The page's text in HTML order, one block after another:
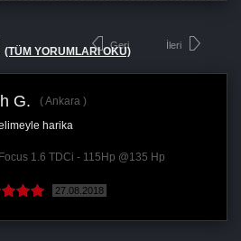
(TÜM YORUMLARI OKU)
Geri
G.
Ankara
harika
1.6 TDCi - 115Hp @135 Hp
27.08.2018
İleri